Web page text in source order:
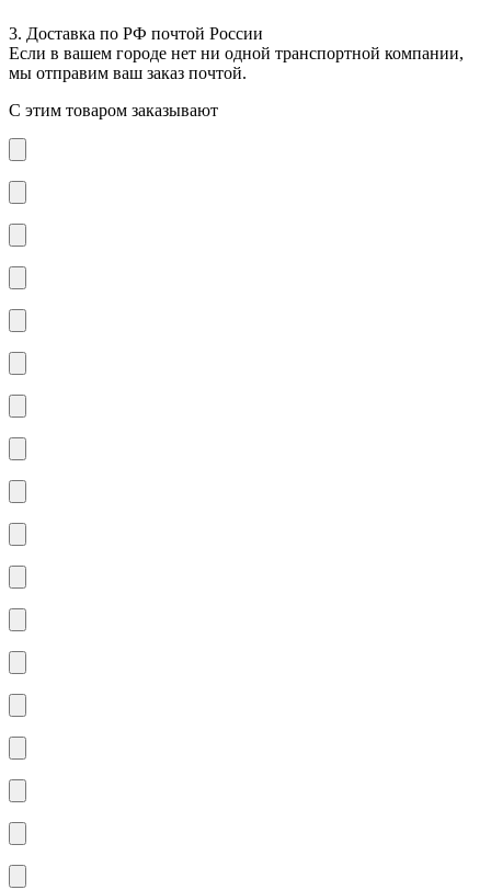
3. Доставка по РФ почтой России
Если в вашем городе нет ни одной транспортной компании,
мы отправим ваш заказ почтой.
С этим товаром заказывают